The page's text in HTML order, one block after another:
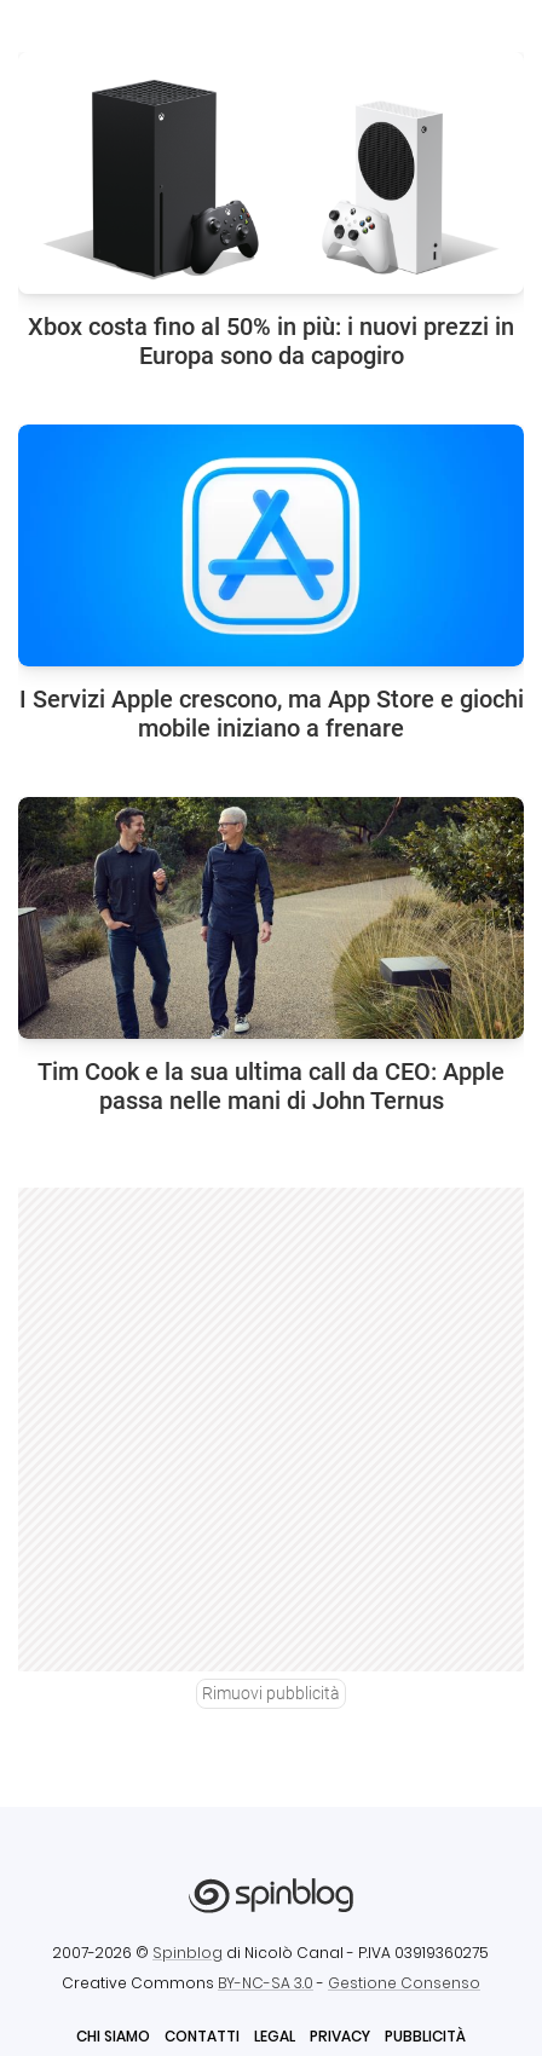
Xbox costa fino al 50% in più: i nuovi prezzi in
Europa sono da capogiro
I Servizi Apple crescono, ma App Store e giochi
mobile iniziano a frenare
Tim Cook e la sua ultima call da CEO: Apple
passa nelle mani di John Ternus
Rimuovi pubblicità
2007-2026 © Spinblog di Nicolò Canal - P.IVA 03919360275
Creative Commons BY-NC-SA 3.0- Gestione Consenso
CHI SIAMO CONTATTI LEGAL PRIVACY PUBBLICITÀ